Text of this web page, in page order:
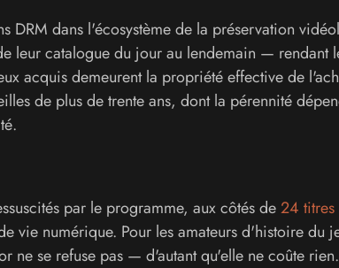
DRM dans l'écosystème de la préservation
leur catalogue du jour au lendemain — rendant
acquis demeurent la propriété effective de
de plus de trente ans, dont la pérennité
par le programme, aux côtés de24 titres
vie numérique. Pour les amateurs d'histoire du
ne se refuse pas — d'autant qu'elle ne coûte rien.